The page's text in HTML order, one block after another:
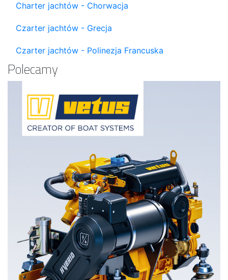
Charter jachtów - Chorwacja
Czarter jachtów - Grecja
Czarter jachtów - Polinezja Francuska
Polecamy